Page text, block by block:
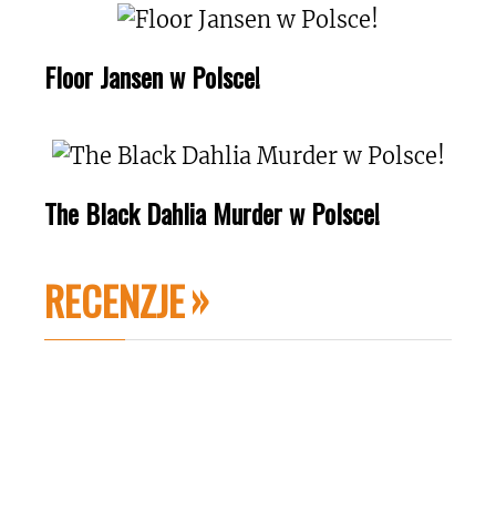
Floor Jansen w Polsce!
The Black Dahlia Murder w Polsce!
RECENZJE